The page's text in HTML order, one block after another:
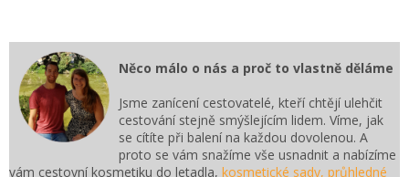
Něco málo o nás a proč to vlastně děláme
Jsme zanícení cestovatelé, kteří chtějí ulehčit
cestování stejně smýšlejícím lidem. Víme, jak
se cítíte při balení na každou dovolenou. A
proto se vám snažíme vše usnadnit a nabízíme
vám cestovní kosmetiku do letadla, kosmetické sady, průhledné